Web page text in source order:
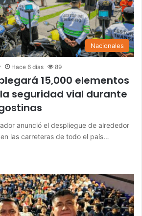
Nacionales
Hace 6 días 89
15,000 elementos
seguridad vial durante
anunció el despliegue de alrededor
las carreteras de todo el país…